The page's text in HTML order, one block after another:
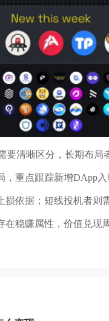
要清晰区分，长期布局
重点跟踪新增DApp
依据；短线投机者则
稳赚属性，价值兑现